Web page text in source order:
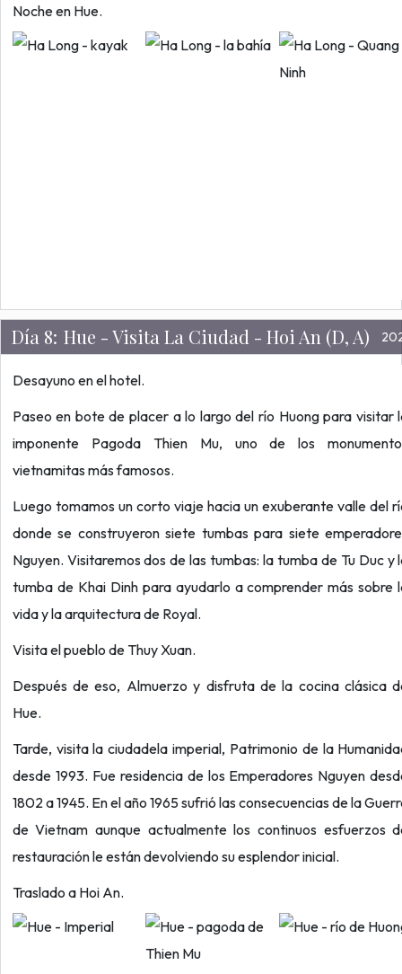
Noche en Hue.
Día 8: Hue - Visita La Ciudad - Hoi An (D, A)
Desayuno en el hotel.
Paseo en bote de placer a lo largo del río Huong para visitar
imponente Pagoda Thien Mu, uno de los
vietnamitas más famosos.
Luego tomamos un corto viaje hacia un exuberante valle del
donde se construyeron siete tumbas para siete
Nguyen. Visitaremos dos de las tumbas: la tumba de Tu Duc y
tumba de Khai Dinh para ayudarlo a comprender más sobre
vida y la arquitectura de Royal.
Visita el pueblo de Thuy Xuan.
Después de eso, Almuerzo y disfruta de la cocina clásica
Hue.
Tarde, visita la ciudadela imperial, Patrimonio de la
desde 1993. Fue residencia de los Emperadores Nguyen
1802 a 1945. En el año 1965 sufrió las consecuencias de la
de Vietnam aunque actualmente los continuos esfuerzos
restauración le están devolviendo su esplendor inicial.
Traslado a Hoi An.